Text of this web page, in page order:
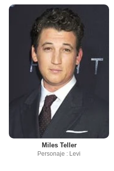
Miles Teller
Personaje : Levi